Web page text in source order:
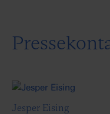
Jesper Eising